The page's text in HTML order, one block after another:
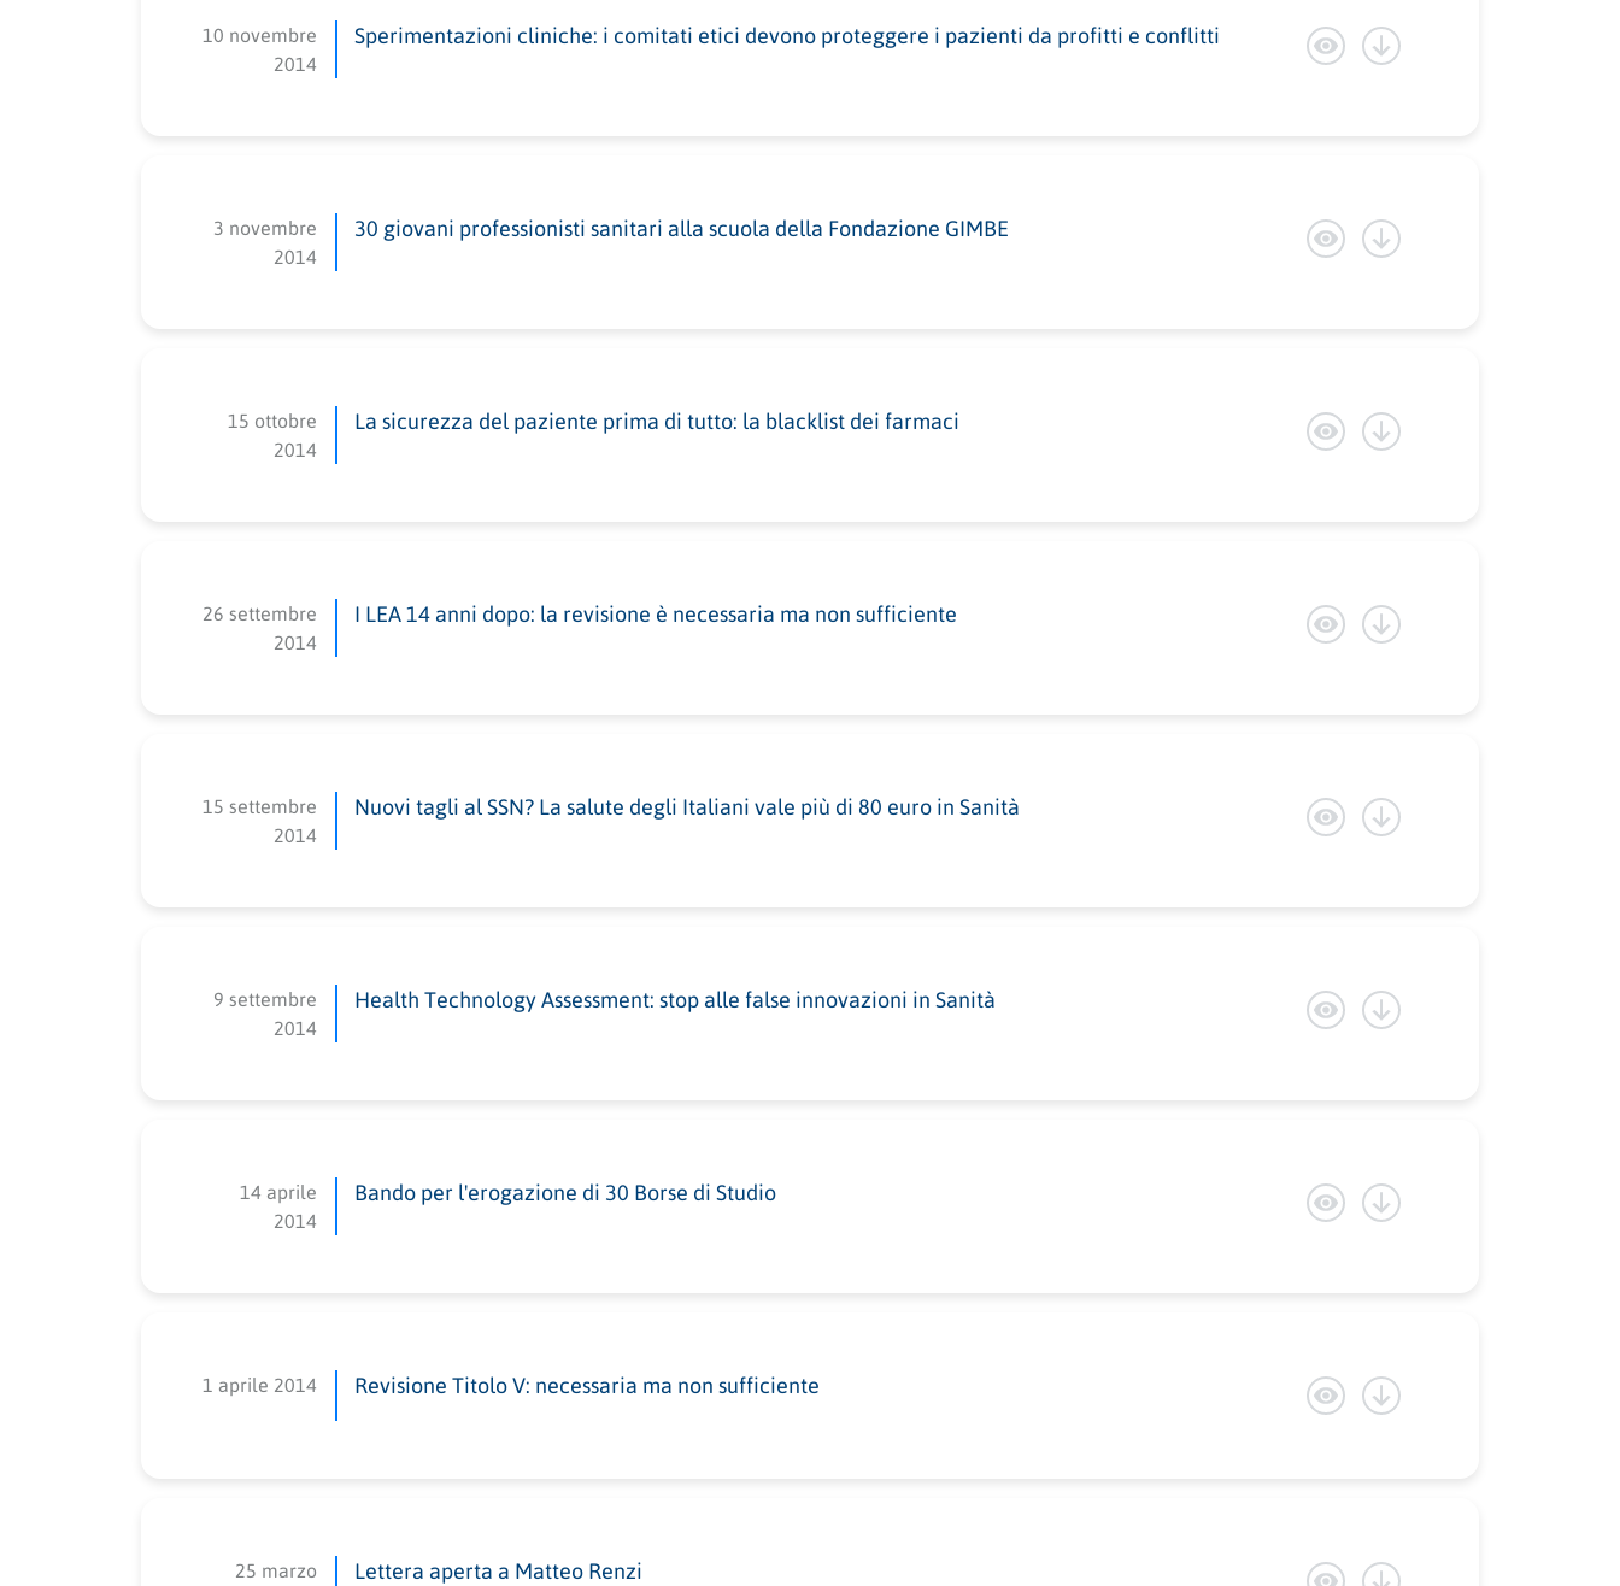
10 novembre
2014
Sperimentazioni cliniche: i comitati etici devono proteggere i pazienti da profitti e conflitti
3 novembre
2014
30 giovani professionisti sanitari alla scuola della Fondazione GIMBE
15 ottobre
2014
La sicurezza del paziente prima di tutto: la blacklist dei farmaci
26 settembre
2014
I LEA 14 anni dopo: la revisione è necessaria ma non sufficiente
15 settembre
2014
Nuovi tagli al SSN? La salute degli Italiani vale più di 80 euro in Sanità
9 settembre
2014
Health Technology Assessment: stop alle false innovazioni in Sanità
14 aprile
2014
Bando per l'erogazione di 30 Borse di Studio
1 aprile 2014 Revisione Titolo V: necessaria ma non sufficiente
25 marzo
Lettera aperta a Matteo Renzi